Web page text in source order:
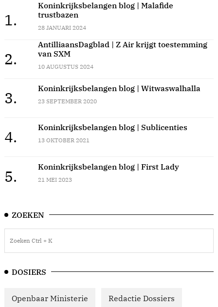
1.
Koninkrijksbelangen blog | Malafide
trustbazen
28 JANUARI 2024
2.
AntilliaansDagblad | Z Air krijgt toestemming
van SXM
10 AUGUSTUS 2024
3.
Koninkrijksbelangen blog | Witwaswalhalla
23 SEPTEMBER 2020
4.
Koninkrijksbelangen blog | Sublicenties
13 OKTOBER 2021
5.
Koninkrijksbelangen blog | First Lady
21 MEI 2023
ZOEKEN
DOSIERS
Openbaar Ministerie Redactie Dossiers